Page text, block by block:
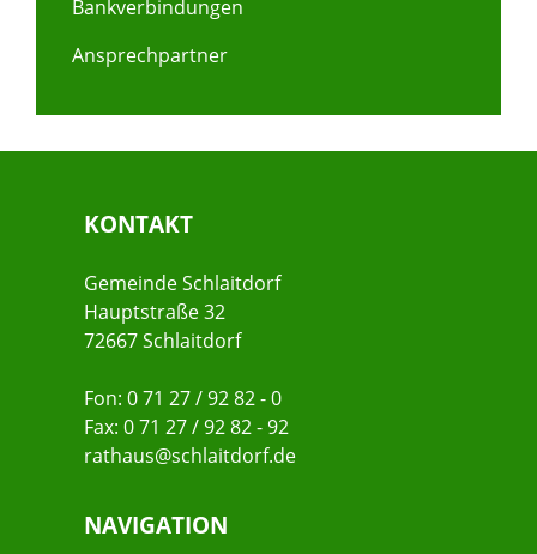
Bankverbindungen
Ansprechpartner
KONTAKT
Gemeinde Schlaitdorf
Hauptstraße 32
72667 Schlaitdorf
Fon: 0 71 27 / 92 82 - 0
Fax: 0 71 27 / 92 82 - 92
rathaus@schlaitdorf.de
NAVIGATION